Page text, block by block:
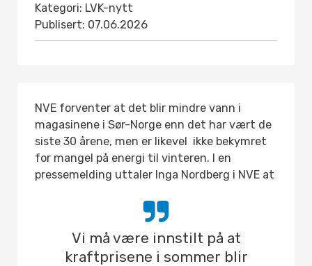
NVE forventer at det blir mindre vann i
magasinene i Sør-Norge enn det har vært de
siste 30 årene, men er likevel ikke bekymret
for mangel på energi til vinteren. I en
pressemelding uttaler Inga Nordberg i NVE at
Vi må være innstilt på at
kraftprisene i sommer blir
Kategori: LVK-nytt
Publisert: 07.06.2026